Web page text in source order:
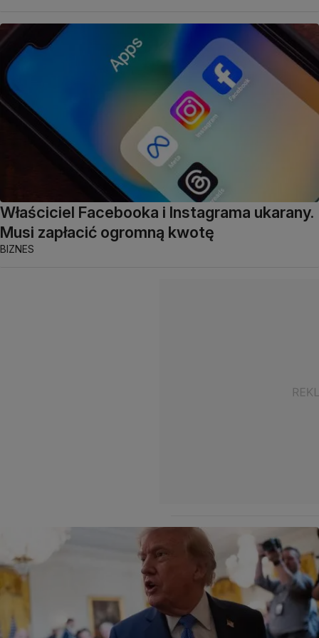
Właściciel Facebooka i Instagrama ukarany.
Musi zapłacić ogromną kwotę
BIZNES